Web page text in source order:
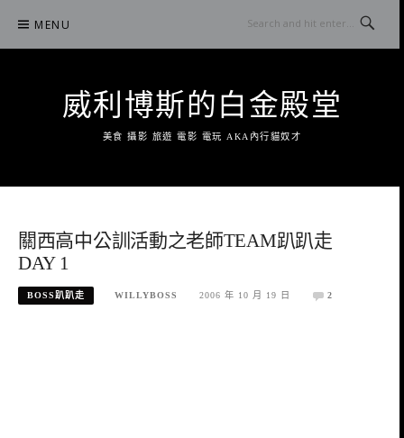
content
MENU
威利博斯的白金殿堂
美食 攝影 旅遊 電影 電玩 AKA內行貓奴才
關西高中公訓活動之老師TEAM趴趴走
DAY 1
BOSS趴趴走 WILLYBOSS 2006 年 10 月 19 日 2